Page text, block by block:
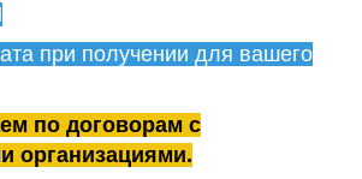
при получении для вашего
по договорам с
организациями.